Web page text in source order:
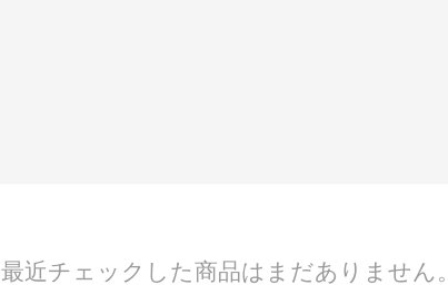
最近チェックした商品はまだありません。